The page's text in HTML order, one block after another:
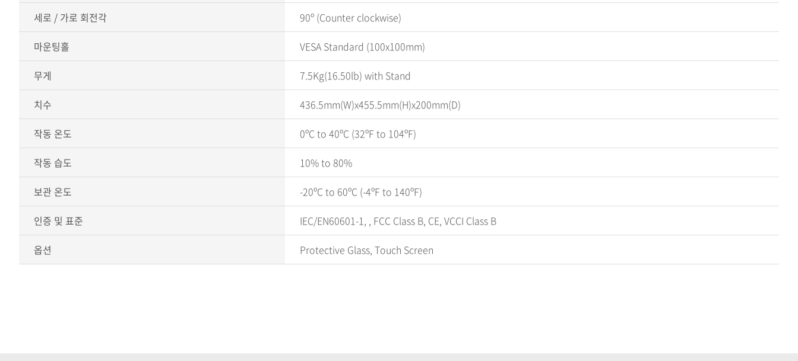
세로 / 가로 회전각 90º (Counter clockwise)
마운팅홀 VESA Standard (100x100mm)
무게 7.5Kg(16.50lb) with Stand
치수 436.5mm(W)x455.5mm(H)x200mm(D)
작동 온도 0ºC to 40ºC (32ºF to 104ºF)
작동 습도 10% to 80%
보관 온도 -20ºC to 60ºC (-4ºF to 140ºF)
인증 및 표준 IEC/EN60601-1, , FCC Class B, CE, VCCI Class B
옵션 Protective Glass, Touch Screen